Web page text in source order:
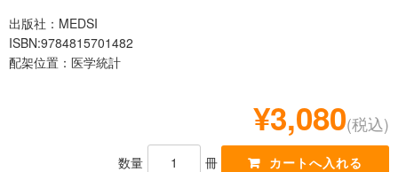
出版社：MEDSI
ISBN:9784815701482
配架位置：医学統計
¥3,080(税込)
数量 冊